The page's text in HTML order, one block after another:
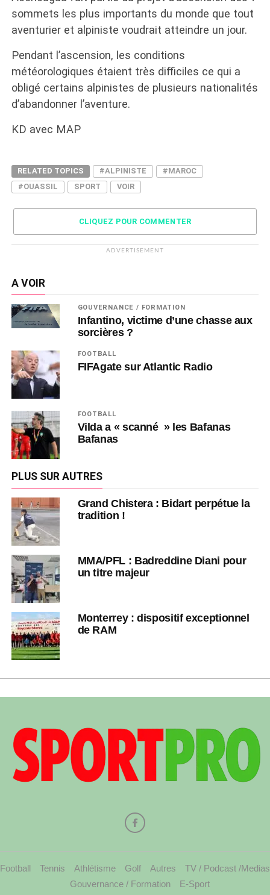
sommets les plus importants du monde que tout
aventurier et alpiniste voudrait atteindre un jour.
Pendant l’ascension, les conditions
météorologiques étaient très difficiles ce qui a
obligé certains alpinistes de plusieurs nationalités
d’abandonner l’aventure.
KD avec MAP
RELATED TOPICS #ALPINISTE
#MAROC
#OUASSIL
SPORT VOIR
CLIQUEZ POUR COMMENTER
ADVERTISEMENT
A VOIR
GOUVERNANCE / FORMATION
Infantino, victime d’une chasse aux
sorcières ?
FOOTBALL
FIFAgate sur Atlantic Radio
FOOTBALL
Vilda a « scanné » les Bafanas
Bafanas
PLUS SUR AUTRES
Grand Chistera : Bidart perpétue la
tradition !
MMA/PFL : Badreddine Diani pour
un titre majeur
Monterrey : dispositif exceptionnel
de RAM
Football Tennis Athlétisme Golf Autres
TV / Podcast /Medias
Gouvernance / Formation
E-Sport